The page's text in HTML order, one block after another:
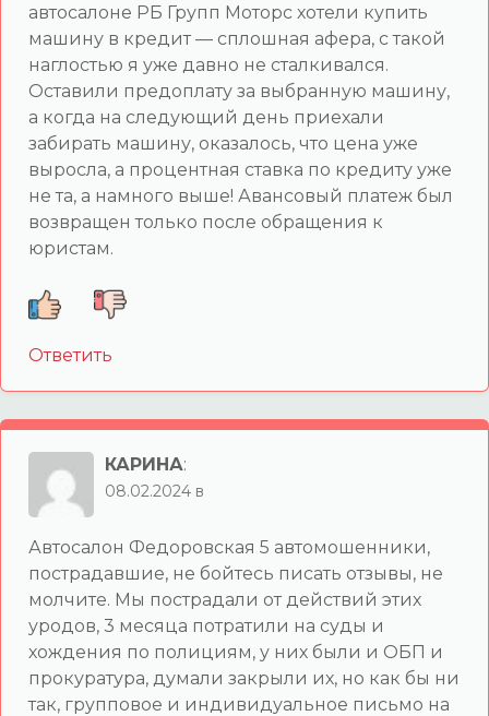
автосалоне РБ Групп Моторс хотели купить
машину в кредит — сплошная афера, с такой
наглостью я уже давно не сталкивался.
Оставили предоплату за выбранную машину,
а когда на следующий день приехали
забирать машину, оказалось, что цена уже
выросла, а процентная ставка по кредиту уже
не та, а намного выше! Авансовый платеж был
возвращен только после обращения к
юристам.
Ответить
КАРИНА:
08.02.2024 в
Автосалон Федоровская 5 автомошенники,
пострадавшие, не бойтесь писать отзывы, не
молчите. Мы пострадали от действий этих
уродов, 3 месяца потратили на суды и
хождения по полициям, у них были и ОБП и
прокуратура, думали закрыли их, но как бы ни
так, групповое и индивидуальное письмо на